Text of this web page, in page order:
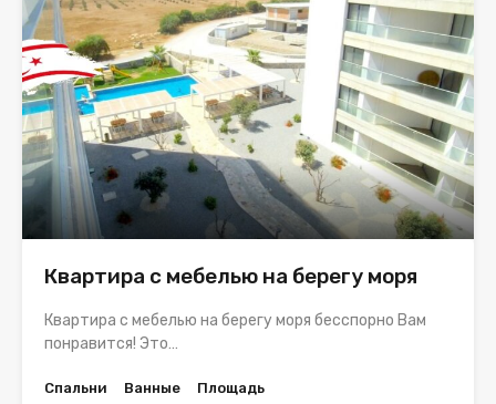
Квартира с мебелью на берегу моря
Квартира с мебелью на берегу моря бесспорно Вам
понравится! Это…
Спальни
Ванные
Площадь